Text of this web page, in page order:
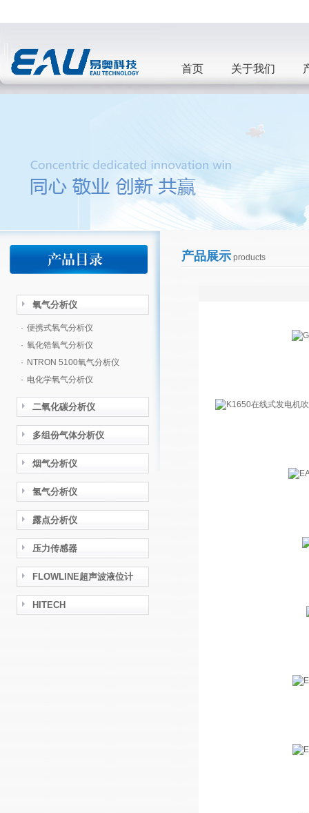
首页 关于我们
氧气分析仪
· 便携式氧气分析仪
· 氧化锆氧气分析仪
· NTRON 5100氧气分析仪
· 电化学氧气分析仪
二氧化碳分析仪
多组份气体分析仪
烟气分析仪
氢气分析仪
露点分析仪
压力传感器
FLOWLINE超声波液位计
HITECH
产品展示products